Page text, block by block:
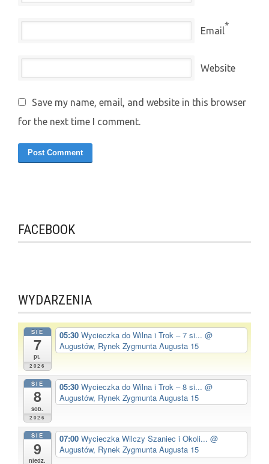
Email*
Website
Save my name, email, and website in this browser
for the next time I comment.
FACEBOOK
WYDARZENIA
SIE
7
pt.
2026
05:30 Wycieczka do Wilna i Trok – 7 si... @
Augustów, Rynek Zygmunta Augusta 15
SIE
8
sob.
2026
05:30 Wycieczka do Wilna i Trok – 8 si... @
Augustów, Rynek Zygmunta Augusta 15
SIE
9
niedz.
07:00 Wycieczka Wilczy Szaniec i Okoli... @
Augustów, Rynek Zygmunta Augusta 15